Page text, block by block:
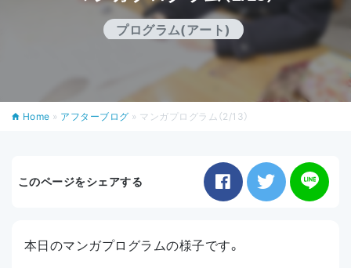
学校生活プログラム(アート)
Home » アフターブログ » マンガプログラム（2/13）
このページをシェアする
本日のマンガプログラムの様子です。